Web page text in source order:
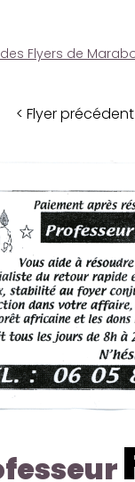
Flyers de
< Flyer précédent